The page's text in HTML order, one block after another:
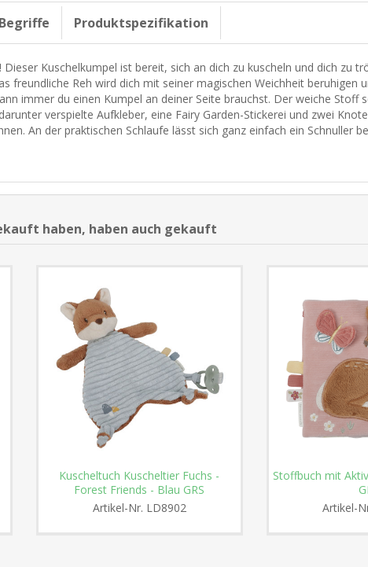
Produktspezifikation
Dieser Kuschelkumpel ist bereit, sich an dich zu kuscheln und dich zu
freundliche Reh wird dich mit seiner magischen Weichheit beruhigen
immer du einen Kumpel an deiner Seite brauchst. Der weiche Stoff
verspielte Aufkleber, eine Fairy Garden-Stickerei und zwei
An der praktischen Schlaufe lässt sich ganz einfach ein Schnuller
haben, haben auch gekauft
Kuscheltuch Kuscheltier Fuchs -
Forest Friends - Blau GRS
Artikel-Nr. LD8902
Stoffbuch mit
Artikel-